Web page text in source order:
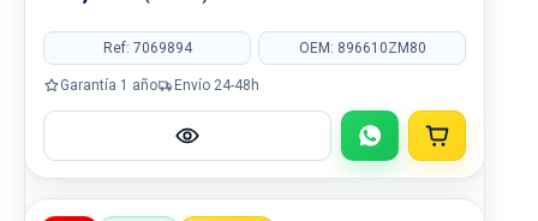
Ref: 7069894 OEM: 896610ZM80
Garantía 1 año Envío 24-48h